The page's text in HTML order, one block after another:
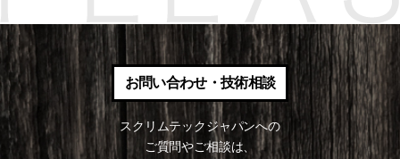
お問い合わせ・技術相談
スクリムテックジャパンへの
ご質問やご相談は、